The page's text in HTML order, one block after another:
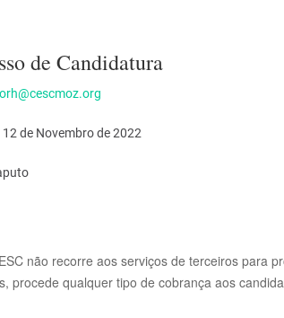
de Candidatura
de Novembro de 2022
não recorre aos serviços de terceiros para
procede qualquer tipo de cobrança aos